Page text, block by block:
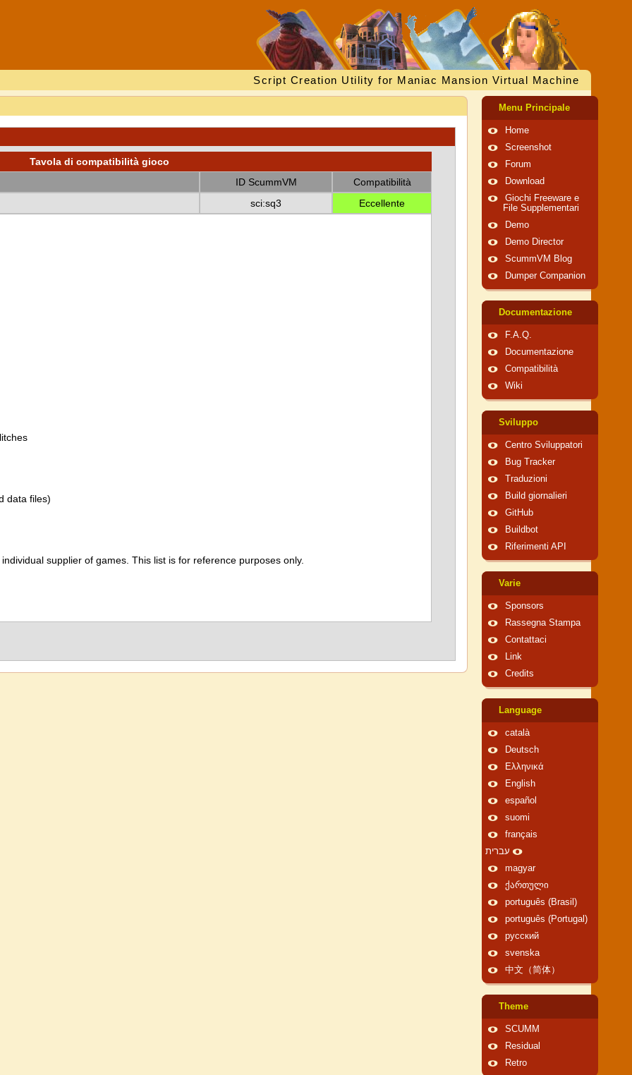
Script Creation Utility for Maniac Mansion Virtual Machine
Tavola di compatibilità gioco
ID ScummVM
Compatibilità
sci:sq3 Eccellente
data files)
supplier of games. This list is for reference purposes only.
Menu Principale
Home
Screenshot
Forum
Download
Giochi Freeware e
File Supplementari
Demo
Demo Director
ScummVM Blog
Dumper Companion
Documentazione
F.A.Q.
Documentazione
Compatibilità
Wiki
Sviluppo
Centro Sviluppatori
Bug Tracker
Traduzioni
Build giornalieri
GitHub
Buildbot
Riferimenti API
Varie
Sponsors
Rassegna Stampa
Contattaci
Link
Credits
Language
català
Deutsch
Ελληνικά
English
español
suomi
français
עברית
magyar
ქართული
português (Brasil)
português (Portugal)
русский
svenska
中文（简体）
Theme
SCUMM
Residual
Retro